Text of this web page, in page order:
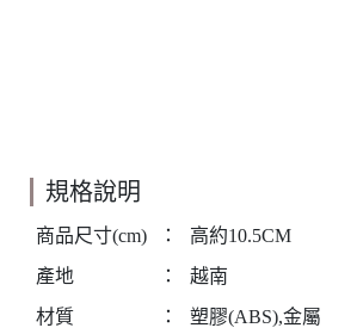
規格說明
商品尺寸(cm) ：
高約10.5CM
產地
：
越南
材質
：
塑膠(ABS),金屬